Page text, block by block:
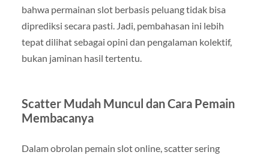
bahwa permainan slot berbasis peluang tidak bisa
diprediksi secara pasti. Jadi, pembahasan ini lebih
tepat dilihat sebagai opini dan pengalaman kolektif,
bukan jaminan hasil tertentu.
Scatter Mudah Muncul dan Cara Pemain
Membacanya
Dalam obrolan pemain slot online, scatter sering